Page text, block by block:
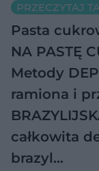
PRZECZYTAJ
Pasta
NA PASTĘ
Metody
ramiona i
całkowita
brazyl…